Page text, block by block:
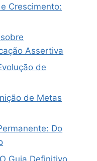
Crescimento:
Assertiva
de
de Metas
Do
Guia Definitivo